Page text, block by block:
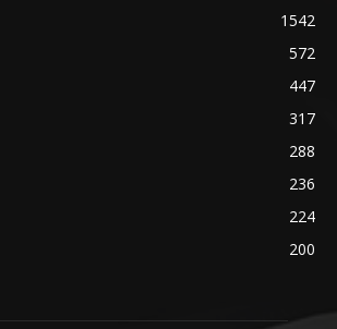
1542
572
447
317
288
236
224
200